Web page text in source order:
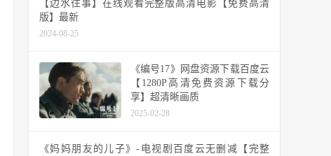
【边水往事】在线观看完整版高清电影【免费高清
版】最新
2024-08-25
《编号17》网盘资源下载百度云
【1280P高清免费资源下载分
享】超清晰画质
2025-02-28
《妈妈朋友的儿子》-电视剧百度云无删减【完整